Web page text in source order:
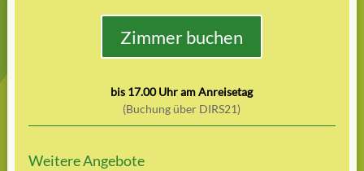
Zimmer buchen
bis 17.00 Uhr am Anreisetag
(Buchung über DIRS21)
Weitere Angebote